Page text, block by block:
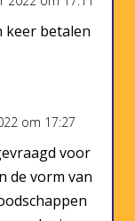
keer betalen
om 17:27
voor
de vorm van